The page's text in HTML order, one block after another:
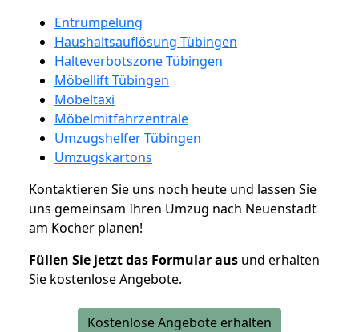
Entrümpelung
Haushaltsauflösung Tübingen
Halteverbotszone Tübingen
Möbellift Tübingen
Möbeltaxi
Möbelmitfahrzentrale
Umzugshelfer Tübingen
Umzugskartons
Kontaktieren Sie uns noch heute und lassen Sie
uns gemeinsam Ihren Umzug nach Neuenstadt
am Kocher planen!
Füllen Sie jetzt das Formular aus und erhalten
Sie kostenlose Angebote.
Kostenlose Angebote erhalten